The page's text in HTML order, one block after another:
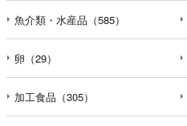
魚介類・水産品（585）
卵（29）
加工食品（305）